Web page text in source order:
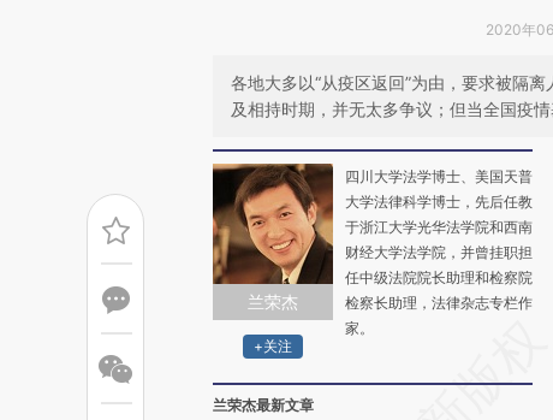
2020年
各地大多以“从疫区返回”为由，要求被隔
及相持时期，并无太多争议；但当全国疫
兰荣杰
+关注
四川大学法学博士、美国天普
大学法律科学博士，先后任教
于浙江大学光华法学院和西南
财经大学法学院，并曾挂职担
任中级法院院长助理和检察院
检察长助理，法律杂志专栏作
家。
兰荣杰最新文章